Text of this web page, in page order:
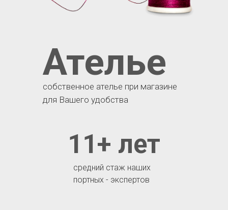
средний стаж наших
портных - экспертов
11+ лет
Ателье
собственное ателье при магазине
для Вашего удобства